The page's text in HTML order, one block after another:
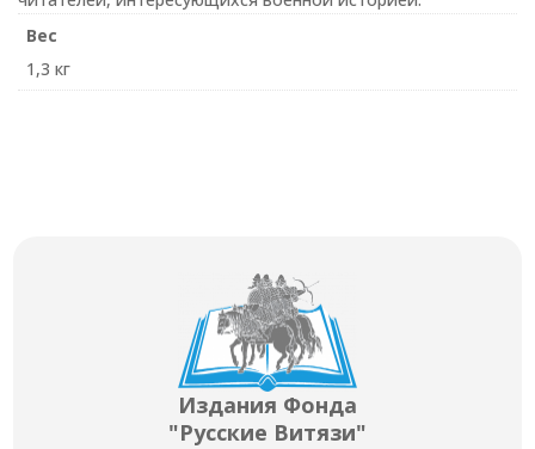
Вес
1,3 кг
Издания Фонда
"Русские Витязи"